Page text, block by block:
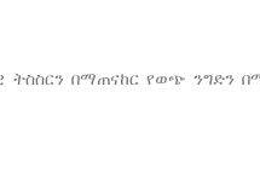
በማጠናከር የወጭ ንግድን